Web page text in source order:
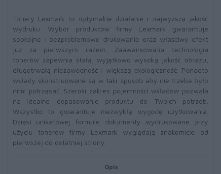
Tonery Lexmark to optymalne działanie i najwyższą jakość
wydruku. Wybór produktów firmy Lexmark gwarantuje
spokojne i bezproblemowe drukowanie oraz właściwy efekt
już za pierwszym razem. Zaawansowana technologia
tonerów zapewnia stałą, wyjątkowo wysoką jakość obrazu,
długotrwałą niezawodność i większą ekologiczność. Ponadto
wkłady skonstruowane są w taki sposób aby nie trzeba było
nimi potrząsać. Szeroki zakres pojemności wkładów pozwala
na idealne dopasowanie produktu do Twoich potrzeb.
Wszystko to gwarantuje niezwykłą wygodę użytkowania.
Dzięki unikatowej formule dokumenty wydrukowane przy
użyciu tonerów firmy Lexmark wyglądają znakomicie od
pierwszej do ostatniej strony.
Opis